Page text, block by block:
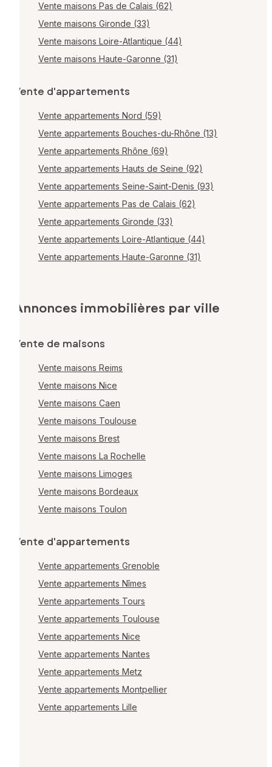
Vente maisons Pas de Calais (62)
Vente maisons Gironde (33)
Vente maisons Loire-Atlantique (44)
Vente maisons Haute-Garonne (31)
Vente d'appartements
Vente appartements Nord (59)
Vente appartements Bouches-du-Rhône (13)
Vente appartements Rhône (69)
Vente appartements Hauts de Seine (92)
Vente appartements Seine-Saint-Denis (93)
Vente appartements Pas de Calais (62)
Vente appartements Gironde (33)
Vente appartements Loire-Atlantique (44)
Vente appartements Haute-Garonne (31)
Annonces immobilières par ville
Vente de maisons
Vente maisons Reims
Vente maisons Nice
Vente maisons Caen
Vente maisons Toulouse
Vente maisons Brest
Vente maisons La Rochelle
Vente maisons Limoges
Vente maisons Bordeaux
Vente maisons Toulon
Vente d'appartements
Vente appartements Grenoble
Vente appartements Nîmes
Vente appartements Tours
Vente appartements Toulouse
Vente appartements Nice
Vente appartements Nantes
Vente appartements Metz
Vente appartements Montpellier
Vente appartements Lille